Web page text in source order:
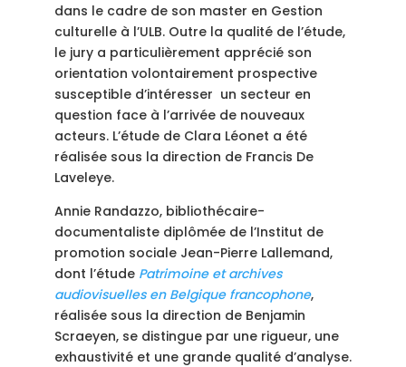
dans le cadre de son master en Gestion
culturelle à l’ULB. Outre la qualité de l’étude,
le jury a particulièrement apprécié son
orientation volontairement prospective
susceptible d’intéresser un secteur en
question face à l’arrivée de nouveaux
acteurs. L’étude de Clara Léonet a été
réalisée sous la direction de Francis De
Laveleye.
Annie Randazzo, bibliothécaire-
documentaliste diplômée de l’Institut de
promotion sociale Jean-Pierre Lallemand,
dont l’étude Patrimoine et archives
audiovisuelles en Belgique francophone,
réalisée sous la direction de Benjamin
Scraeyen, se distingue par une rigueur, une
exhaustivité et une grande qualité d’analyse.